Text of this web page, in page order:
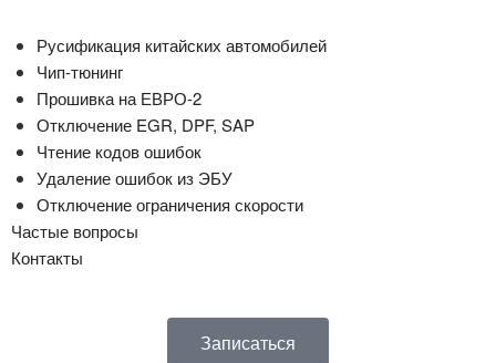
Русификация китайских автомобилей
Чип-тюнинг
Прошивка на ЕВРО-2
Отключение EGR, DPF, SAP
Чтение кодов ошибок
Удаление ошибок из ЭБУ
Отключение ограничения скорости
Частые вопросы
Контакты
Записаться